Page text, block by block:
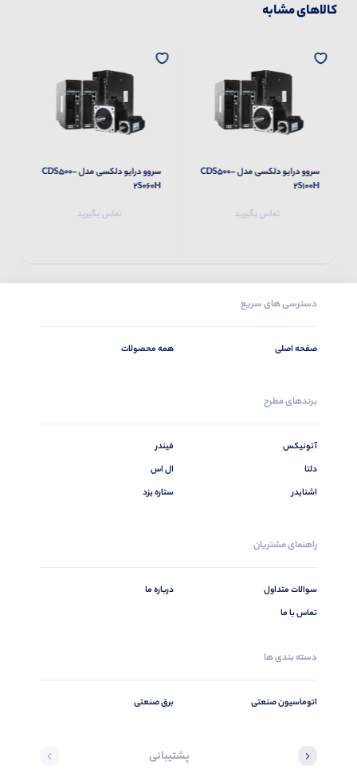
کالاهای مشابه
سروو درایو دلکسی مدل CDS500-
2S100H
تماس بگیرید
سروو درایو دلکسی مدل CDS500-
2S060H
تماس بگیرید
دسترسی های سریع
صفحه اصلی همه محصولات
برندهای مطرح
آتونیکس
دلتا
اشنایدر
فیندر
ال اس
ستاره یزد
راهنمای مشتریان
سوالات متداول
تماس با ما
درباره ما
دسته بندی ها
اتوماسیون صنعتی برق صنعتی
پشتیبانی